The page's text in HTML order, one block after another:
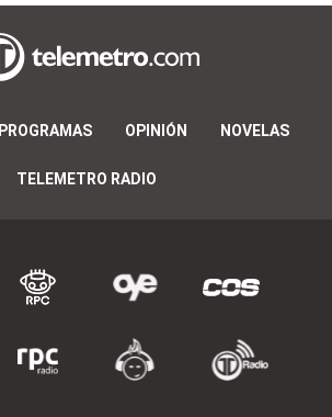
PROGRAMAS OPINIÓN NOVELAS
TELEMETRO RADIO